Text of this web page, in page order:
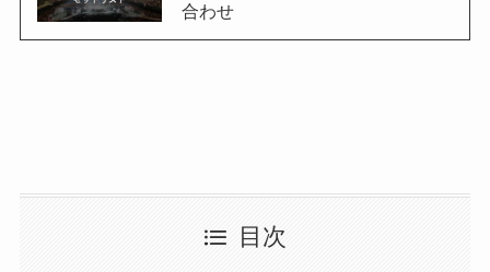
合わせ
目次